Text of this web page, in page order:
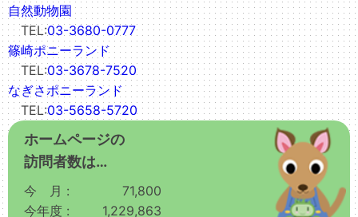
自然動物園
TEL:03-3680-0777
篠崎ポニーランド
TEL:03-3678-7520
なぎさポニーランド
TEL:03-5658-5720
ホームページの
訪問者数は…
今 月 :
71,800
今年度 :
1,229,863